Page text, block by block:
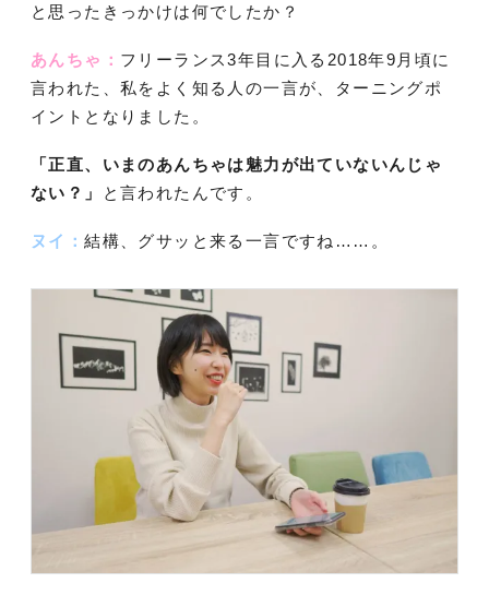
と思ったきっかけは何でしたか？
あんちゃ： フリーランス3年目に入る2018年9月頃に
言われた、私をよく知る人の一言が、ターニングポ
イントとなりました。
「正直、いまのあんちゃは魅力が出ていないんじゃ
ない？」
と言われたんです。
ヌイ：結構、グサッと来る一言ですね……。